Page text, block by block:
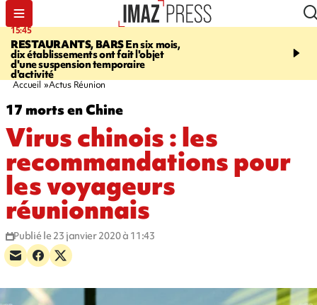
15:45
RESTAURANTS, BARSEn six mois,
dix établissements ont fait l'objet
d'une suspension temporaire
d'activité
17:17
Angeles, un homme vit
Accueil Actus Réunion
17 morts en Chine
Virus chinois : les
recommandations pour
les voyageurs
réunionnais
Publié le 23 janvier 2020 à 11:43